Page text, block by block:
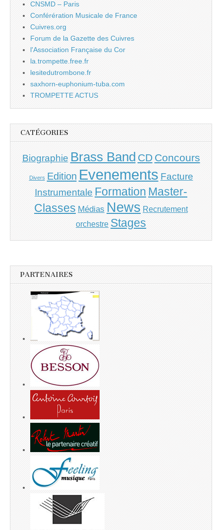
CNSMD – Paris
Conférération Musicale de France
Cuivres.org
Forum de la Gazette des Cuivres
l'Association Française du Cor
la.trompette.free.fr
lesitedutrombone.fr
saxhorn-euphonium-tuba.com
TROMPETTE ACTUS
CATÉGORIES
Biographie Brass Band CD Concours
Divers Edition Evenements Facture
Instrumentale Formation Master-
Classes Médias News Recrutement
orchestre Stages
PARTENAIRES